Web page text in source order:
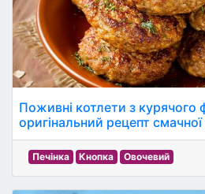
Поживні котлети з курячого
оригінальний рецепт
Печінка Кнопка Овочевий